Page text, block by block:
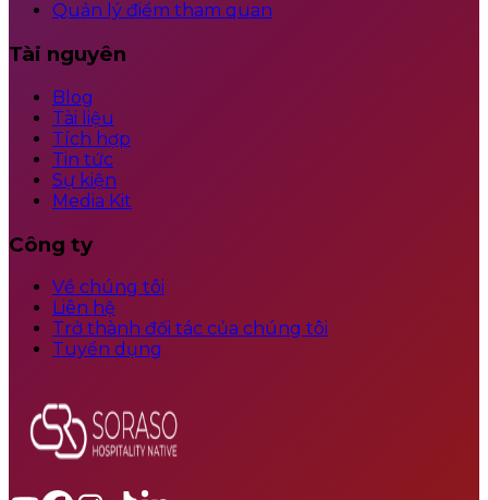
Quản lý điểm tham quan
Tài nguyên
Blog
Tài liệu
Tích hợp
Tin tức
Sự kiện
Media Kit
Công ty
Về chúng tôi
Liên hệ
Trở thành đối tác của chúng tôi
Tuyển dụng